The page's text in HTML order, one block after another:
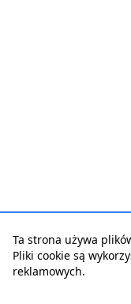
Ta strona używa
Pliki cookie są
reklamowych.